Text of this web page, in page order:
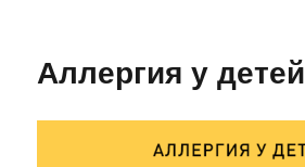
Аллергия у детей